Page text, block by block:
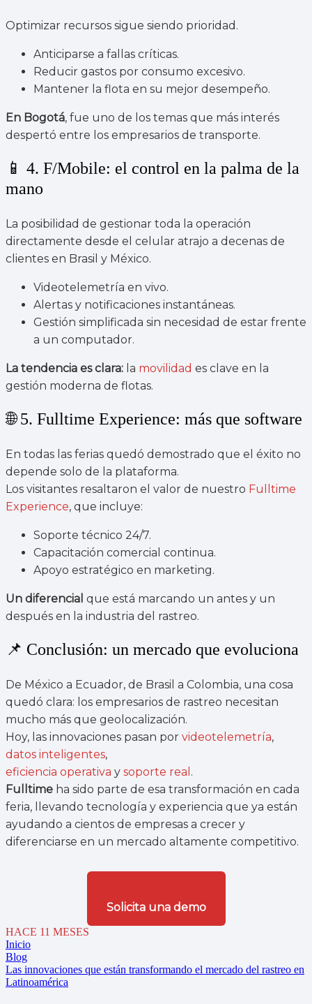
Optimizar recursos sigue siendo prioridad.
Anticiparse a fallas críticas.
Reducir gastos por consumo excesivo.
Mantener la flota en su mejor desempeño.
En Bogotá, fue uno de los temas que más interés
despertó entre los empresarios de transporte.
📱 4. F/Mobile: el control en la palma de la
mano
La posibilidad de gestionar toda la operación
directamente desde el celular atrajo a decenas de
clientes en Brasil y México.
Videotelemetría en vivo.
Alertas y notificaciones instantáneas.
Gestión simplificada sin necesidad de estar frente
a un computador.
La tendencia es clara: la movilidad es clave en la
gestión moderna de flotas.
🌐 5. Fulltime Experience: más que software
En todas las ferias quedó demostrado que el éxito no
depende solo de la plataforma.
Los visitantes resaltaron el valor de nuestro Fulltime
Experience, que incluye:
Soporte técnico 24/7.
Capacitación comercial continua.
Apoyo estratégico en marketing.
Un diferencial que está marcando un antes y un
después en la industria del rastreo.
📌 Conclusión: un mercado que evoluciona
De México a Ecuador, de Brasil a Colombia, una cosa
quedó clara: los empresarios de rastreo necesitan
mucho más que geolocalización.
Hoy, las innovaciones pasan por videotelemetría,
datos inteligentes,
eficiencia operativa y soporte real .
Fulltime ha sido parte de esa transformación en cada
feria, llevando tecnología y experiencia que ya están
ayudando a cientos de empresas a crecer y
diferenciarse en un mercado altamente competitivo.
Solicita una demo
HACE 11 MESES
Inicio
Blog
Las innovaciones que están transformando el mercado del rastreo en
Latinoamérica